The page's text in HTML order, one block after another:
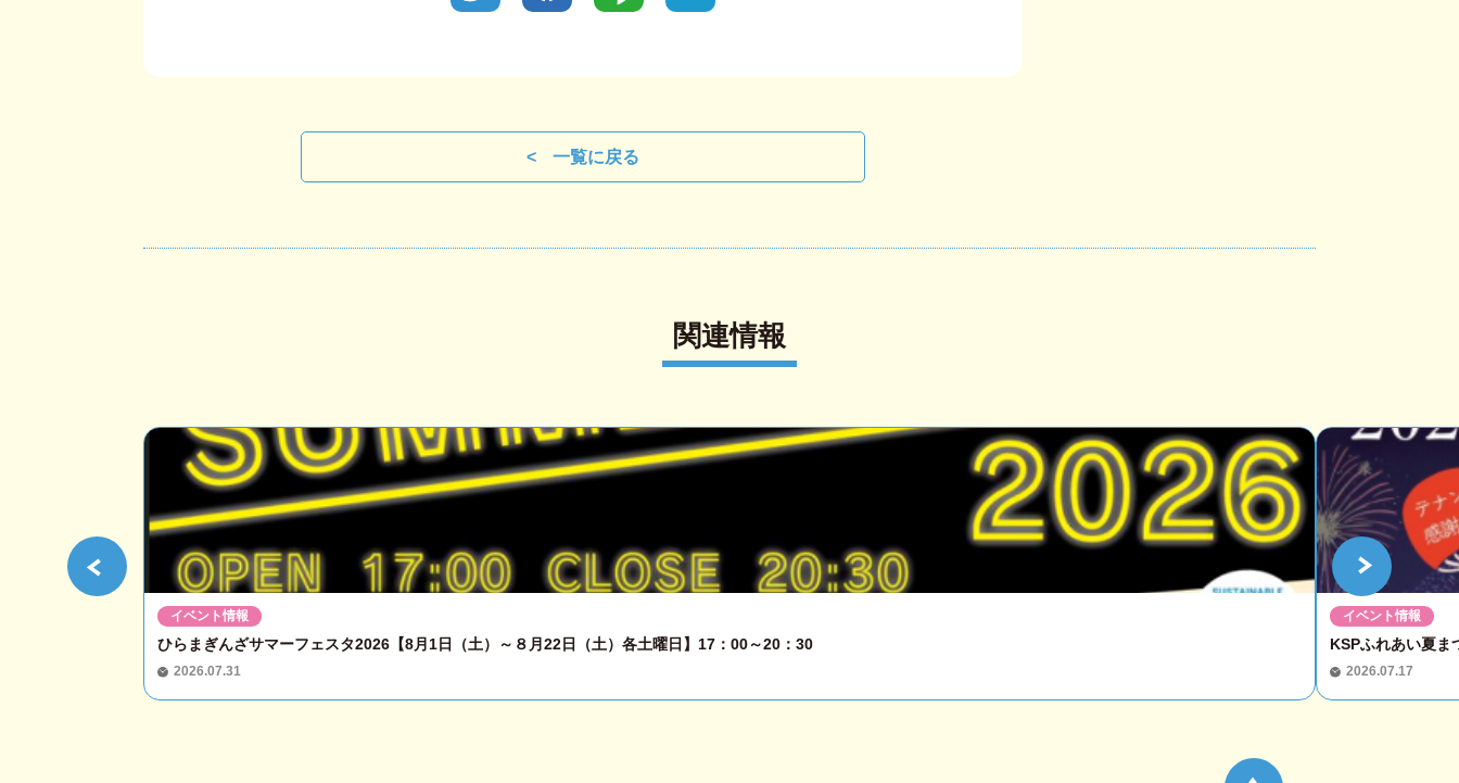
一覧に戻る
関連情報
ひらまぎんざサマーフェスタ2026【8月1日（土）～８月22日（土）各土曜日】17：00～20：30
2026.07.31
イベント情報
KSPふれあい夏
2026.07.17
イベント情報